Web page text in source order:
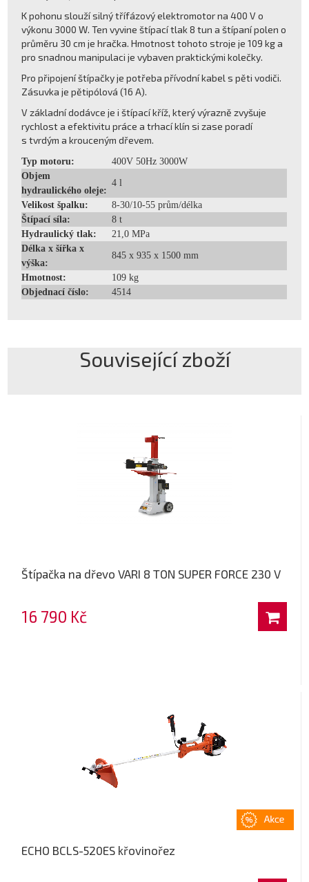
K pohonu slouží silný třífázový elektromotor na 400 V o
výkonu 3000 W. Ten vyvine štípací tlak 8 tun a štípaní polen o
průměru 30 cm je hračka. Hmotnost tohoto stroje je 109 kg a
pro snadnou manipulaci je vybaven praktickými kolečky.
Pro připojení štípačky je potřeba přívodní kabel s pěti vodiči.
Zásuvka je pětipólová (16 A).
V základní dodávce je i štípací kříž, který výrazně zvyšuje
rychlost a efektivitu práce a trhací klín si zase poradí
s tvrdým a krouceným dřevem.
Typ motoru:
400V 50Hz 3000W
Objem
hydraulického oleje:
4 l
Velikost špalku:
8-30/10-55 prům/délka
Štípací síla:
8 t
Hydraulický tlak:
21,0 MPa
Délka x šířka x
výška:
845 x 935 x 1500 mm
Hmotnost:
109 kg
Objednací číslo:
4514
Související zboží
Štípačka na dřevo VARI 8 TON SUPER FORCE 230 V
16 790 Kč
ECHO BCLS-520ES křovinořez